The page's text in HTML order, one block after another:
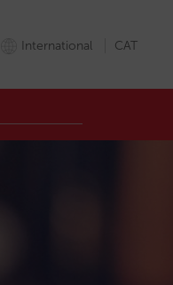
International CAT